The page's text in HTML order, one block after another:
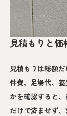
見積もりと
見積もりは総額
件費、足場代、
かを確認すると
だけで済ませず、